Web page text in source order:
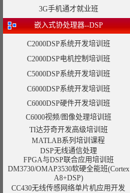
3G手机通才就业班
嵌入式协处理器--DSP
C2000DSP系统开发培训班
C2000DSP电机控制培训班
C5000DSP系统开发培训班
C6000DSP系统开发培训班
C6000DSP硬件开发培训班
C6000视频/图像处理培训班
TI达芬奇开发高级培训班
MATLAB系列培训课程
DSP无线通信处理
FPGA与DSP联合应用培训班
DM3730/OMAP3530软硬全能班(Cortex
A8+DSP)
CC430无线传感网络单片机应用开发